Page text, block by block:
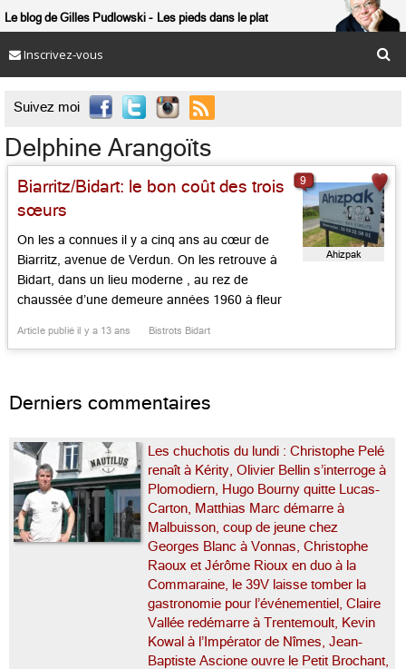
Le blog de Gilles Pudlowski Les pieds dans le plat
Inscrivez-vous
Suivez moi 
Delphine Arangoïts
Biarritz/Bidart: le bon coût des trois
sœurs
On les a connues il y a cinq ans au cœur de
Biarritz, avenue de Verdun. On les retrouve à
Bidart, dans un lieu moderne , au rez de
chaussée d’une demeure années 1960 à fleur
grandes baies vitrées, la clarté irradiante d’un
Article publié il y a 13 ans Bistrots Bidart
Ahizpak
9
Derniers commentaires
Les chuchotis du lundi : Christophe Pelé
renaît à Kérity, Olivier Bellin s’interroge à
Plomodiern, Hugo Bourny quitte Lucas-
Carton, Matthias Marc démarre à
Malbuisson, coup de jeune chez
Georges Blanc à Vonnas, Christophe
Raoux et Jérôme Rioux en duo à la
Commaraine, le 39V laisse tomber la
gastronomie pour l’événementiel, Claire
Vallée redémarre à Trentemoult, Kevin
Kowal à l’Impérator de Nîmes, Jean-
Baptiste Ascione ouvre le Petit Brochant,